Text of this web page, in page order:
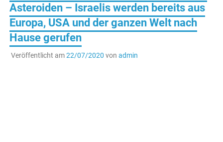
Asteroiden – Israelis werden bereits aus
Europa, USA und der ganzen Welt nach
Hause gerufen
Veröffentlicht am22/07/2020 von admin